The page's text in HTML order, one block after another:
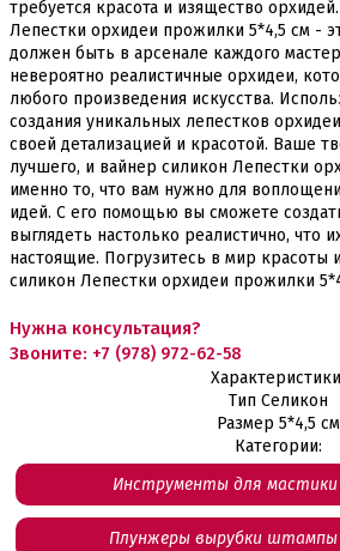
требуется красота и изящество
Лепестки орхидеи прожилки 5*4,5 см -
должен быть в арсенале каждого
невероятно реалистичные орхидеи,
любого произведения искусства.
создания уникальных лепестков
своей детализацией и красотой. Ваше
лучшего, и вайнер силикон Лепестки
именно то, что вам нужно для
идей. С его помощью вы сможете
выглядеть настолько реалистично, что
настоящие. Погрузитесь в мир красоты
силикон Лепестки орхидеи прожилки
Нужна консультация?
Звоните: +7 (978) 972-62-58
Тип Селикон
Размер 5*4,5 см
Категории:
Инструменты для мастики
Плунжеры вырубки